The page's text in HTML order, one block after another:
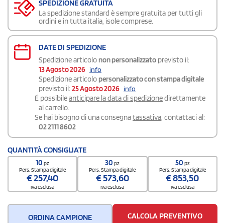
SPEDIZIONE GRATUITA
La spedizione standard è sempre gratuita per tutti gli
ordini e in tutta italia, isole comprese.
DATE DI SPEDIZIONE
Spedizione articolo non personalizzato previsto il:
13 Agosto 2026 info
Spedizione articolo personalizzato con stampa digitale
previsto il: 25 Agosto 2026 info
É possibileanticipare la data di spedizionedirettamente
al carrello.
Se hai bisogno di una consegnatassativa, contattaci al:
02 2111 8602
QUANTITÀ CONSIGLIATE
10pz
Pers. Stampa digitale
€257,40
iva esclusa
30pz
Pers. Stampa digitale
€573,60
iva esclusa
50 pz
Pers. Stampa digitale
€853,50
iva esclusa
ORDINA CAMPIONE
CALCOLA PREVENTIVO